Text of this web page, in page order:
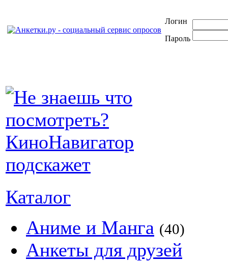
Логин
Пароль
Каталог
Аниме и Манга (40)
Анкеты для друзей